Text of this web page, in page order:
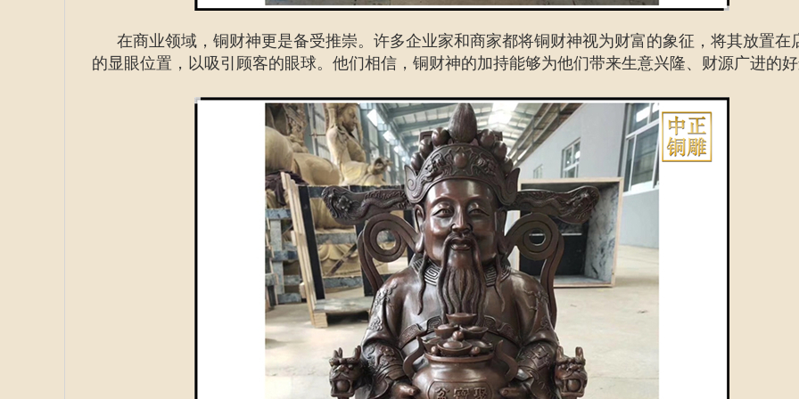
在商业领域，铜财神更是备受推崇。许多企业家和商家都将铜财神视为财富的象征，将其放置在
的显眼位置，以吸引顾客的眼球。他们相信，铜财神的加持能够为他们带来生意兴隆、财源广进的好